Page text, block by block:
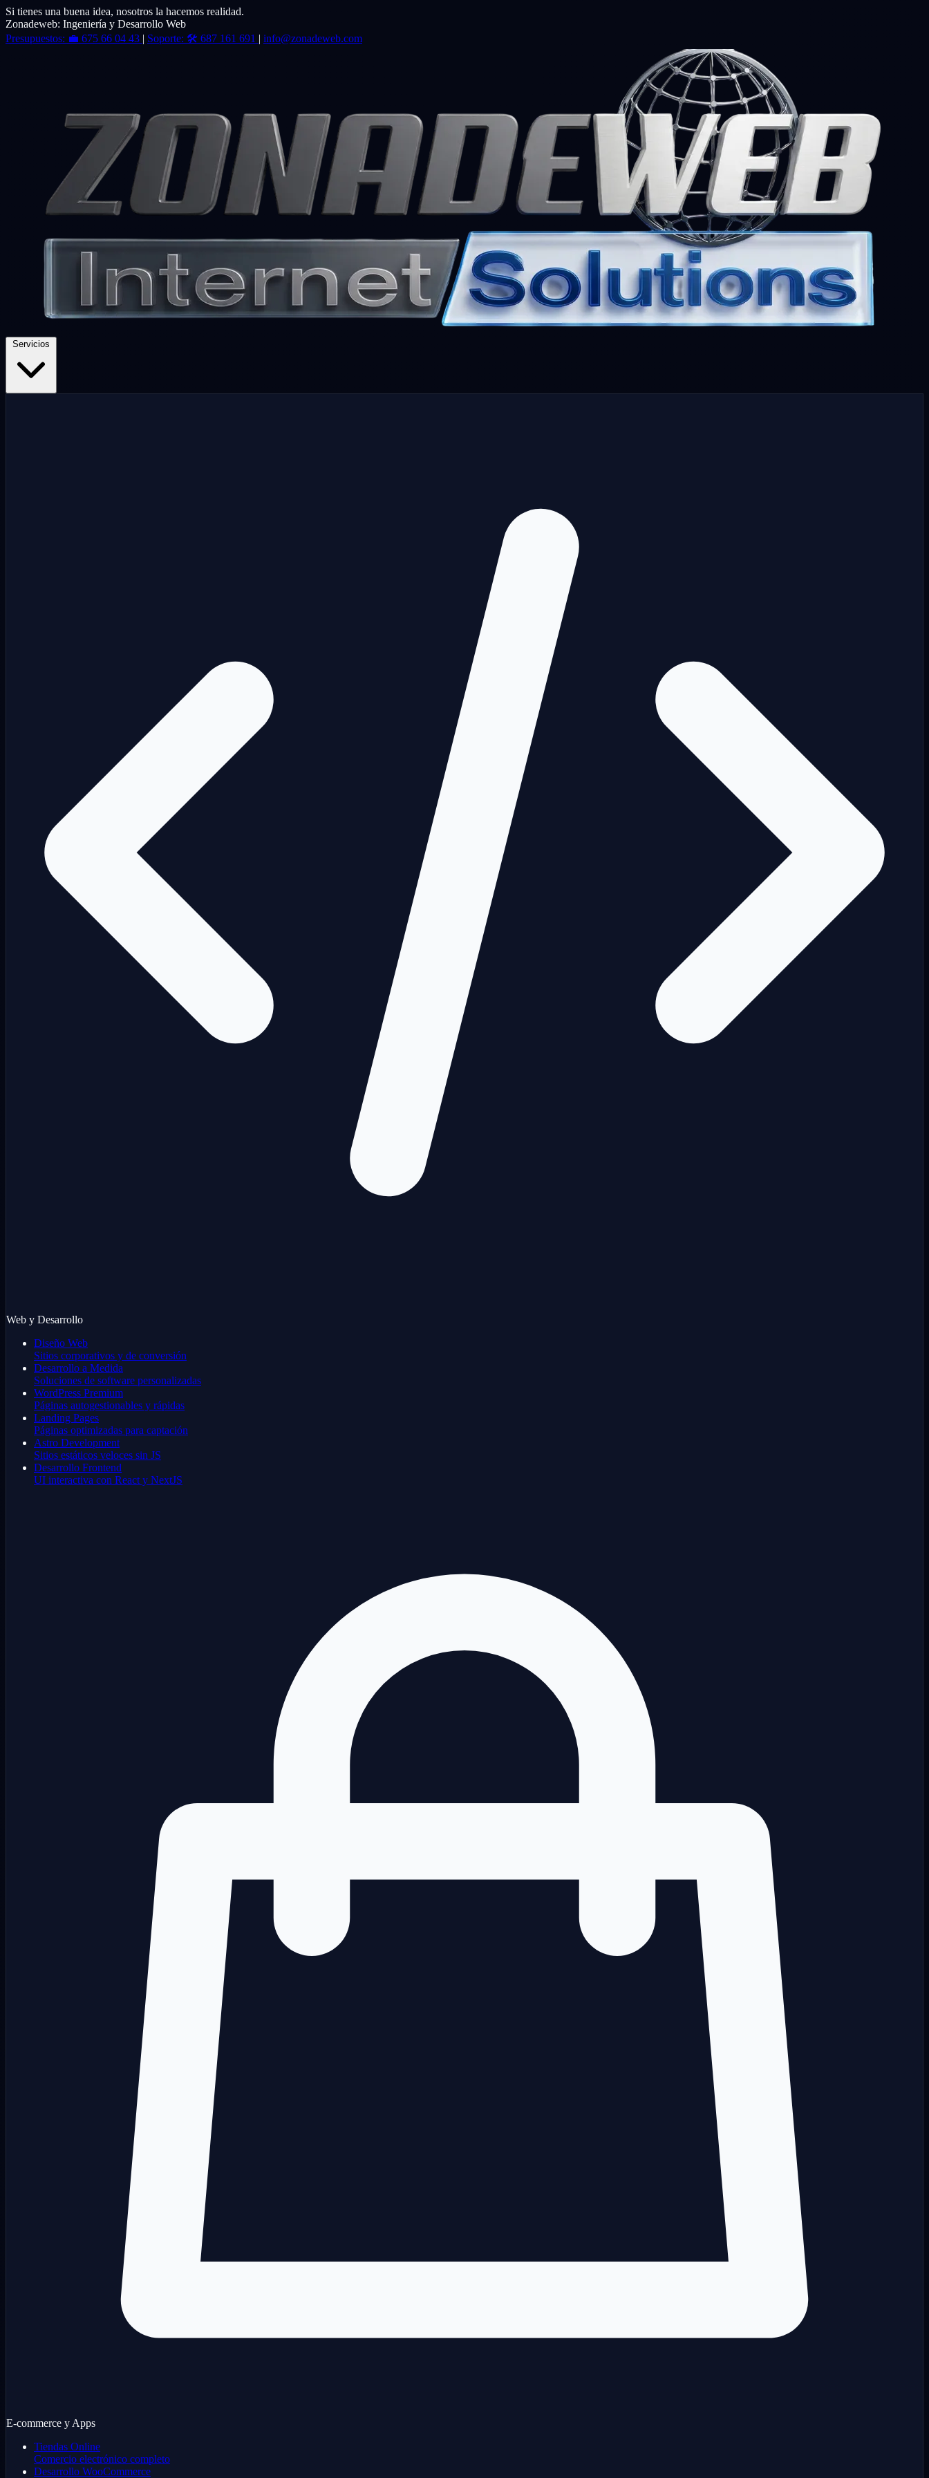
Si tienes una buena idea, nosotros la hacemos realidad.
Zonadeweb: Ingeniería y Desarrollo Web
Presupuestos: 💼 675 66 04 43 | Soporte: 🛠️ 687 161 691 | info@zonadeweb.com
Web y Desarrollo
Diseño Web
Sitios corporativos y de conversión
Desarrollo a Medida
Soluciones de software personalizadas
WordPress Premium
Páginas autogestionables y rápidas
Landing Pages
Páginas optimizadas para captación
Astro Development
Sitios estáticos veloces sin JS
Desarrollo Frontend
UI interactiva con React y NextJS
E-commerce y Apps
Tiendas Online
Comercio electrónico completo
Desarrollo WooCommerce